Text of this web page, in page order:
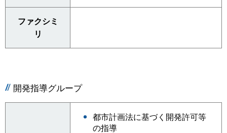
ファクシミ
リ
開発指導グループ
都市計画法に基づく開発許可等
の指導